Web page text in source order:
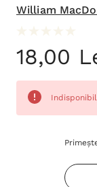
William
18,00
Indisponibil